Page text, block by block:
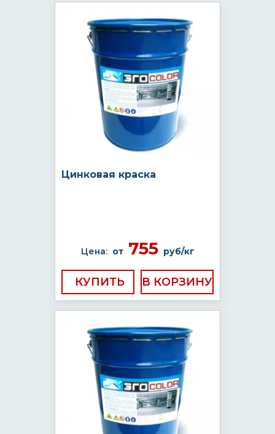
Цинковая краска
Цена: от755 руб/кг
КУПИТЬ